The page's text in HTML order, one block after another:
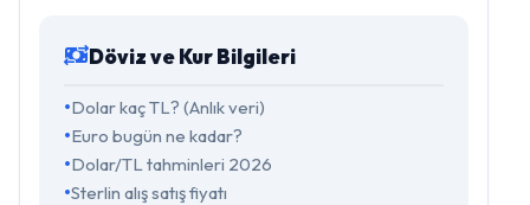
Döviz ve Kur Bilgileri
Dolar kaç TL? (Anlık veri)
Euro bugün ne kadar?
Dolar/TL tahminleri 2026
Sterlin alış satış fiyatı